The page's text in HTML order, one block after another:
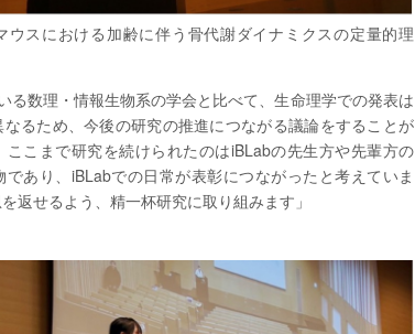
ウスにおける加齢に伴う骨代謝ダイナミクスの定量的理
る数理・情報生物系の学会と比べて、生命理学での発表は
るため、今後の研究の推進につながる議論をすることが
ここまで研究を続けられたのはiBLabの先生方や先輩方の
であり、iBLabでの日常が表彰につながったと考えていま
返せるよう、精一杯研究に取り組みます」